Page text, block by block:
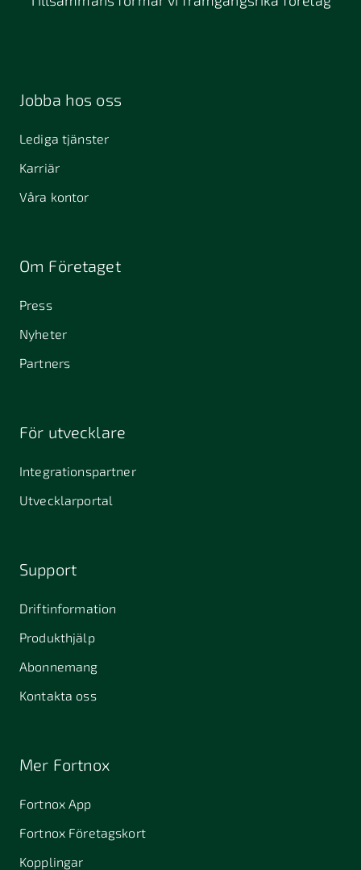
Jobba hos oss
Lediga tjänster
Karriär
Våra kontor
Om Företaget
Press
Nyheter
Partners
För utvecklare
Integrationspartner
Utvecklarportal
Support
Driftinformation
Produkthjälp
Abonnemang
Kontakta oss
Mer Fortnox
Fortnox App
Fortnox Företagskort
Kopplingar